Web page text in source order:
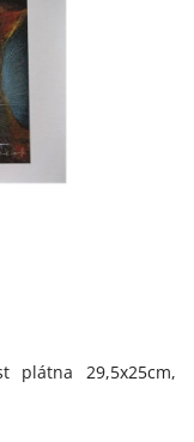
plátna 29,5x25cm,